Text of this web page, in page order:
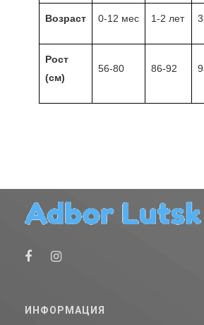
Возраст 0-12 мес 1-2 лет
Рост
(см)
56-80 86-92
ИНФОРМАЦИЯ